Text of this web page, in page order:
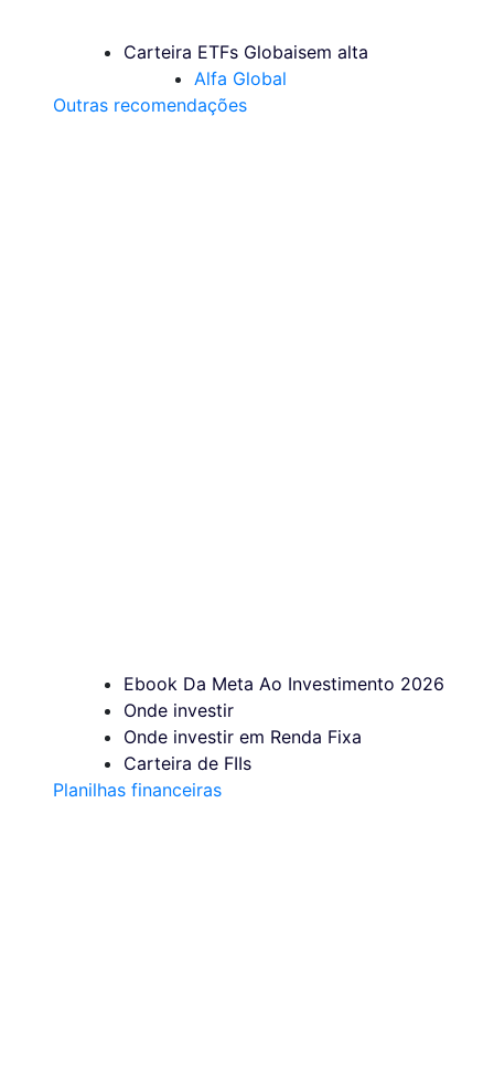
Carteira ETFs Globaisem alta
Alfa Global
Outras recomendações
Ebook Da Meta Ao Investimento 2026
Onde investir
Onde investir em Renda Fixa
Carteira de FIIs
Planilhas financeiras